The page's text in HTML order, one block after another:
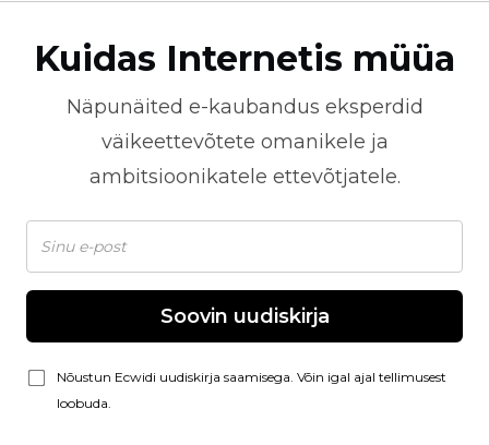
Kuidas Internetis müüa
Näpunäited e-kaubandus eksperdid
väikeettevõtete omanikele ja
ambitsioonikatele ettevõtjatele.
Soovin uudiskirja
Nõustun Ecwidi uudiskirja saamisega. Võin igal ajal tellimusest
loobuda.